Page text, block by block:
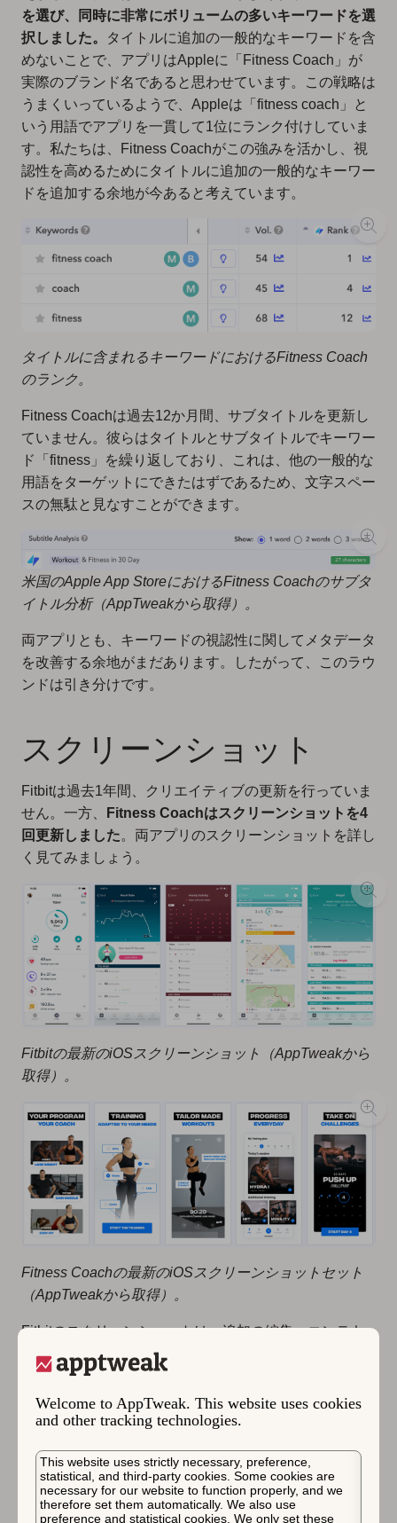
Welcome to AppTweak. This website uses cookies
and other tracking technologies.
This website uses strictly necessary, preference,
statistical, and third-party cookies. Some cookies are
necessary for our website to function properly, and we
therefore set them automatically. We also use
preference and statistical cookies. We only set these
を選び、同時に非常にボリュームの多いキーワードを選
択しました。
タイトルに追加の一般的なキーワードを含
めないことで、アプリはAppleに「Fitness Coach」が
実際のブランド名であると思わせています。この戦略は
うまくいっているようで、Appleは「fitness coach」と
いう用語でアプリを一貫して1位にランク付けしていま
す。私たちは、Fitness Coachがこの強みを活かし、視
認性を高めるためにタイトルに追加の一般的なキーワー
ドを追加する余地が今あると考えています。
タイトルに含まれるキーワードにおけるFitness Coach
のランク。
Fitness Coachは過去12か月間、サブタイトルを更新し
ていません。彼らはタイトルとサブタイトルでキーワー
ド「fitness」を繰り返しており、これは、他の一般的な
用語をターゲットにできたはずであるため、文字スペー
スの無駄と見なすことができます。
米国のApple App StoreにおけるFitness Coachのサブタ
イトル分析（AppTweakから取得）。
両アプリとも、キーワードの視認性に関してメタデータ
を改善する余地がまだあります。したがって、このラウ
ンドは引き分けです。
スクリーンショット
Fitbitは過去1年間、クリエイティブの更新を行っていま
せん。一方、
Fitness Coachはスクリーンショットを4
回更新しました。両アプリのスクリーンショットを詳し
く見てみましょう。
Fitbitの最新のiOSスクリーンショット（AppTweakから
取得）。
Fitness Coachの最新のiOSスクリーンショットセット
（AppTweakから取得）。
Fitbitのスクリーンショットは、追加の編集、コンテキ
スト、テキストなしでアプリのUIを示しています。これ
はFitbitの透明性を示していますが、説明がないと、視
聴者がアプリの独自のセールスポイントを理解するのに
苦労する可能性があるため、コンバージョンを低下させ
ザー中心のアプローチをとっています。各スクリーンシ
ョットはアプリの独自の価値を指摘し、ワークアウトが
「オーダーメイド」であり「（ユーザーの）ニーズに適